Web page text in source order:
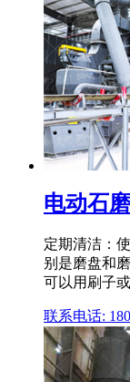
电动石
定期清洁：
别是磨盘和
可以用刷子
联系电话: